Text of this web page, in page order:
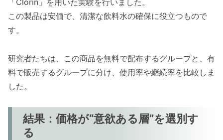
この製品は安価で、清潔な飲料水の確保に役立つもので
す。
研究者たちは、この商品を無料で配布するグループと、有
料で販売するグループに分け、使用率や継続率を比較しま
した。
結果：価格が“意欲ある層”を選別す
る